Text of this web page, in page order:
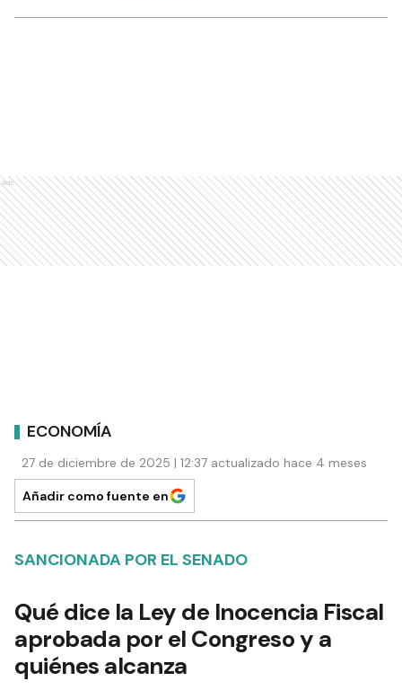
Ads
ECONOMÍA
27 de diciembre de 2025 | 12:37 actualizado hace 4 meses
Añadir como fuente en
SANCIONADA POR EL SENADO
Qué dice la Ley de Inocencia Fiscal
aprobada por el Congreso y a
quiénes alcanza